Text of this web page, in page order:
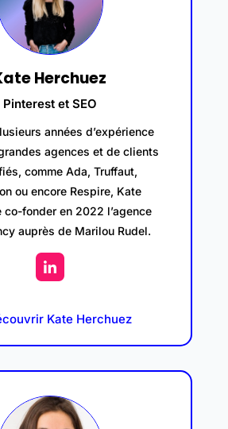
Herchuez
Pinterest et SEO
années d’expérience
agences et de clients
comme Ada, Truffaut,
ou encore Respire, Kate
co-fonder en 2022 l’agence
auprès de Marilou Rudel.
Kate Herchuez